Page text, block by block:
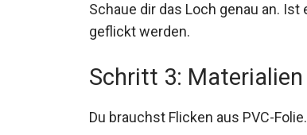
Schaue dir das Loch genau an.
geflickt werden.
Schritt 3:
Du brauchst Flicken aus PVC-